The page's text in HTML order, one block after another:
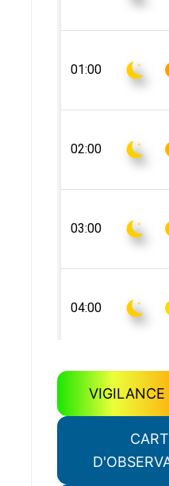
VIGILANCE